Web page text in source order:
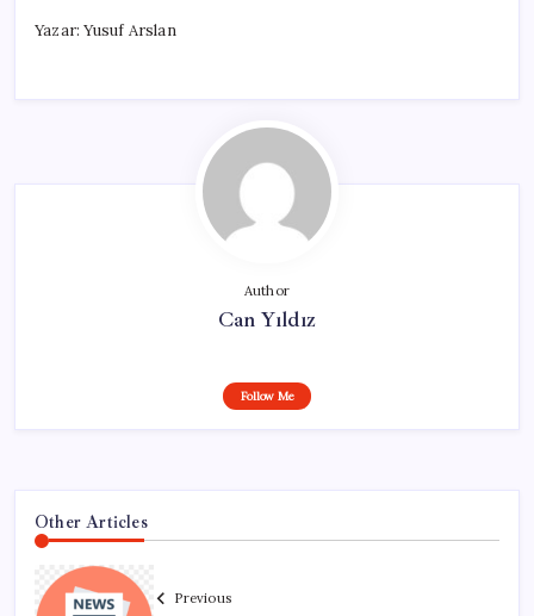
Yazar: Yusuf Arslan
Author
Can Yıldız
Follow Me
Other Articles
Previous